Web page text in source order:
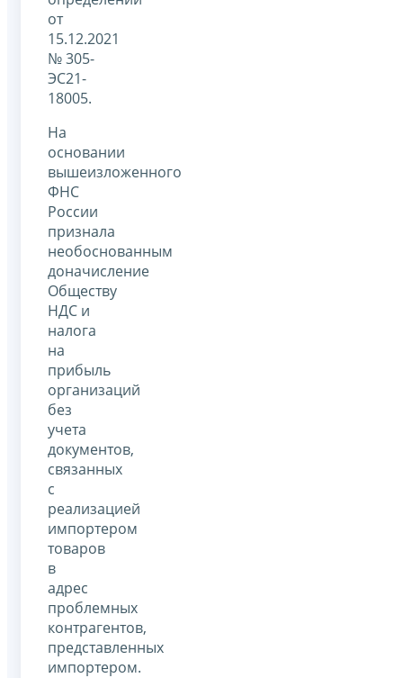
от
15.12.2021
№ 305-
ЭС21-
18005.
На
основании
вышеизложенного
ФНС
России
признала
необоснованным
доначисление
Обществу
НДС и
налога
на
прибыль
организаций
без
учета
документов,
связанных
с
реализацией
импортером
товаров
в
адрес
проблемных
контрагентов,
представленных
импортером.